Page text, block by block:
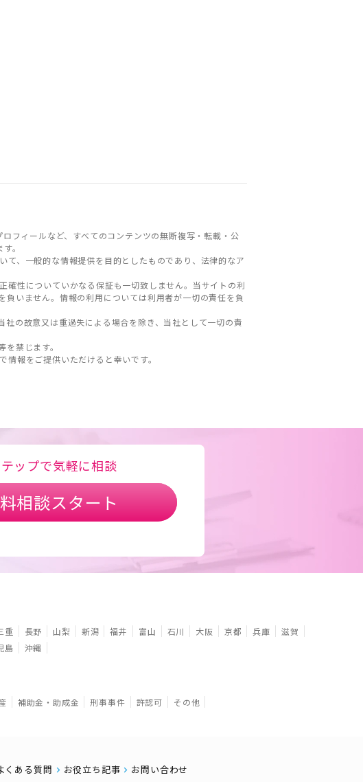
フィールなど、すべてのコンテンツの無断複写・転載・公
。
、一般的な情報提供を目的としたものであり、法律的なア
確性についていかなる保証も一切致しません。当サイトの利
いません。情報の利用については利用者が一切の責任を負
の故意又は重過失による場合を除き、当社として一切の責
禁じます。
報をご提供いただけると幸いです。
ップで気軽に相談
相談スタート
重 長野 山梨 新潟 福井 富山 石川 大阪 京都 兵庫
滋賀
島 沖縄
補助金・助成金 刑事事件 許認可 その他
くある質問 お役立ち記事 お問い合わせ